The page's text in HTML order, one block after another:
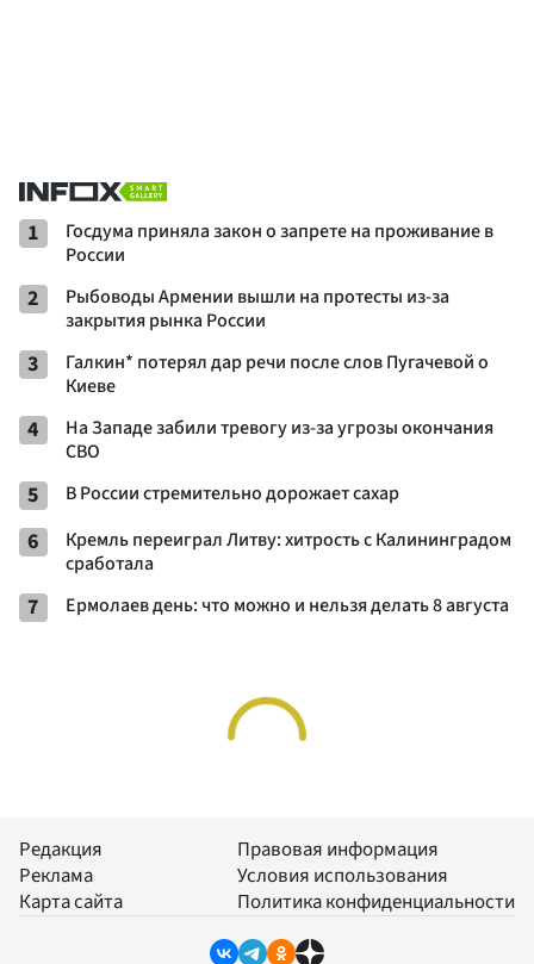
1
Госдума приняла закон о запрете на проживание в
России
2
Рыбоводы Армении вышли на протесты из-за
закрытия рынка России
3
Галкин* потерял дар речи после слов Пугачевой о
Киеве
4
На Западе забили тревогу из-за угрозы окончания
СВО
5 В России стремительно дорожает сахар
6
Кремль переиграл Литву: хитрость с Калининградом
сработала
7 Ермолаев день: что можно и нельзя делать 8 августа
Редакция
Реклама
Карта сайта
Правовая информация
Условия использования
Политика конфиденциальности